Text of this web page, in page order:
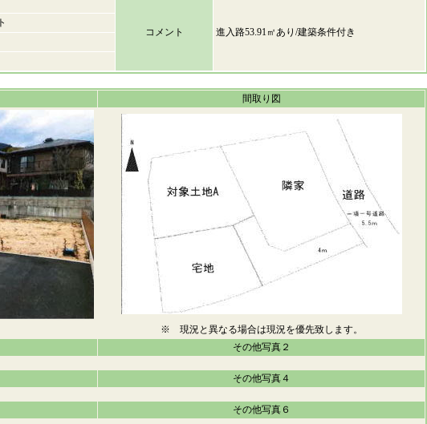
コメント 進入路53.91㎡あり/建築条件付き
間取り図
※ 現況と異なる場合は現況を優先致します。
その他写真２
その他写真４
その他写真６